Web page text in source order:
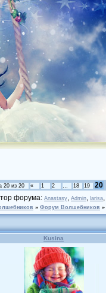
20 из 20 « 1 2 … 18 19
20
форума: Anastasy, Admin, larisa,
» Форум Волшебников »
Kusina